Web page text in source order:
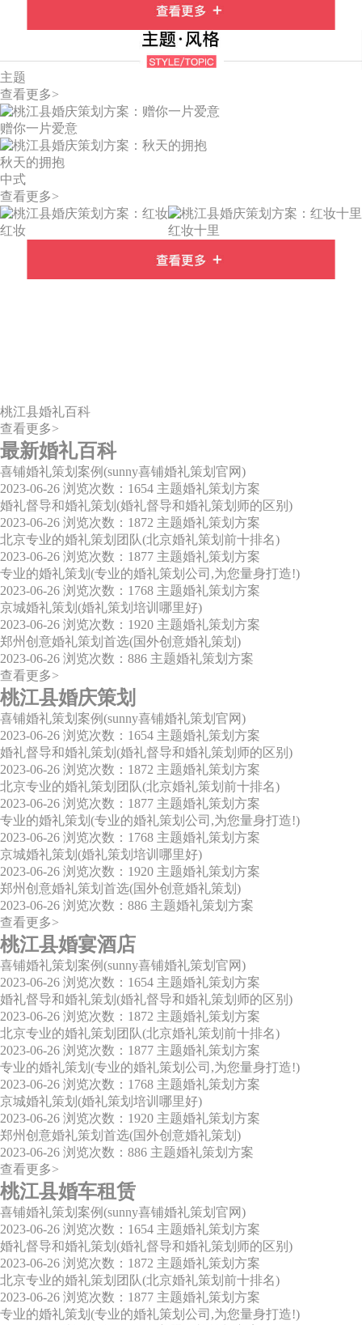
主题
查看更多>
赠你一片爱意
秋天的拥抱
中式
查看更多>
红妆 红妆十里
桃江县婚礼百科
查看更多>
最新婚礼百科
喜铺婚礼策划案例(sunny喜铺婚礼策划官网)
2023-06-26 浏览次数：1654 主题婚礼策划方案
婚礼督导和婚礼策划(婚礼督导和婚礼策划师的区别)
2023-06-26 浏览次数：1872 主题婚礼策划方案
北京专业的婚礼策划团队(北京婚礼策划前十排名)
2023-06-26 浏览次数：1877 主题婚礼策划方案
专业的婚礼策划(专业的婚礼策划公司,为您量身打造!)
2023-06-26 浏览次数：1768 主题婚礼策划方案
京城婚礼策划(婚礼策划培训哪里好)
2023-06-26 浏览次数：1920 主题婚礼策划方案
郑州创意婚礼策划首选(国外创意婚礼策划)
2023-06-26 浏览次数：886 主题婚礼策划方案
查看更多>
桃江县婚庆策划
喜铺婚礼策划案例(sunny喜铺婚礼策划官网)
2023-06-26 浏览次数：1654 主题婚礼策划方案
婚礼督导和婚礼策划(婚礼督导和婚礼策划师的区别)
2023-06-26 浏览次数：1872 主题婚礼策划方案
北京专业的婚礼策划团队(北京婚礼策划前十排名)
2023-06-26 浏览次数：1877 主题婚礼策划方案
专业的婚礼策划(专业的婚礼策划公司,为您量身打造!)
2023-06-26 浏览次数：1768 主题婚礼策划方案
京城婚礼策划(婚礼策划培训哪里好)
2023-06-26 浏览次数：1920 主题婚礼策划方案
郑州创意婚礼策划首选(国外创意婚礼策划)
2023-06-26 浏览次数：886 主题婚礼策划方案
查看更多>
桃江县婚宴酒店
喜铺婚礼策划案例(sunny喜铺婚礼策划官网)
2023-06-26 浏览次数：1654 主题婚礼策划方案
婚礼督导和婚礼策划(婚礼督导和婚礼策划师的区别)
2023-06-26 浏览次数：1872 主题婚礼策划方案
北京专业的婚礼策划团队(北京婚礼策划前十排名)
2023-06-26 浏览次数：1877 主题婚礼策划方案
专业的婚礼策划(专业的婚礼策划公司,为您量身打造!)
2023-06-26 浏览次数：1768 主题婚礼策划方案
京城婚礼策划(婚礼策划培训哪里好)
2023-06-26 浏览次数：1920 主题婚礼策划方案
郑州创意婚礼策划首选(国外创意婚礼策划)
2023-06-26 浏览次数：886 主题婚礼策划方案
查看更多>
桃江县婚车租赁
喜铺婚礼策划案例(sunny喜铺婚礼策划官网)
2023-06-26 浏览次数：1654 主题婚礼策划方案
婚礼督导和婚礼策划(婚礼督导和婚礼策划师的区别)
2023-06-26 浏览次数：1872 主题婚礼策划方案
北京专业的婚礼策划团队(北京婚礼策划前十排名)
2023-06-26 浏览次数：1877 主题婚礼策划方案
专业的婚礼策划(专业的婚礼策划公司,为您量身打造!)